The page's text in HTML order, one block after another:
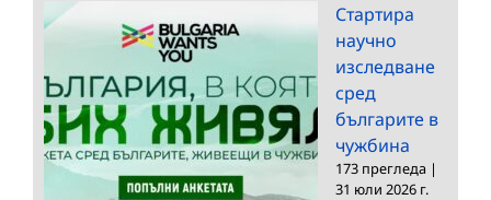
Стартира
научно
изследване
сред
българите в
чужбина
173 прегледа |
31 юли 2026 г.